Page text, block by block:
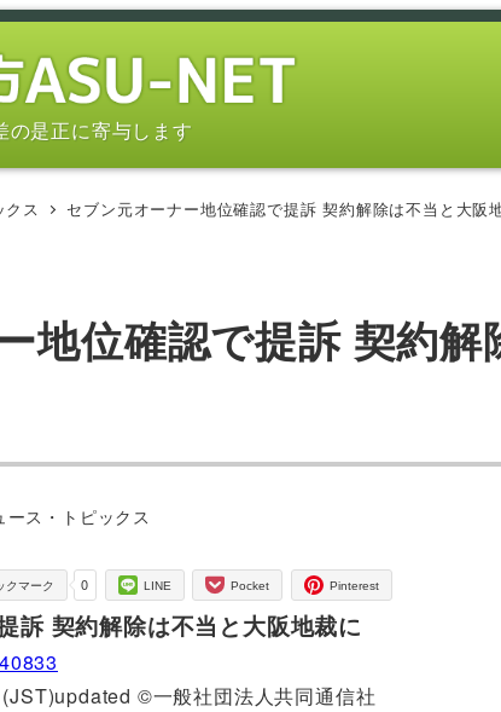
の是正に寄与します
クス セブン元オーナー地位確認で提訴 契約解除は不当と大阪
地位確認で提訴 契約解
ー
ース・トピックス
0
クマーク LINE Pocket Pinterest
訴 契約解除は不当と大阪地裁に
©一般社団法人共同通信社